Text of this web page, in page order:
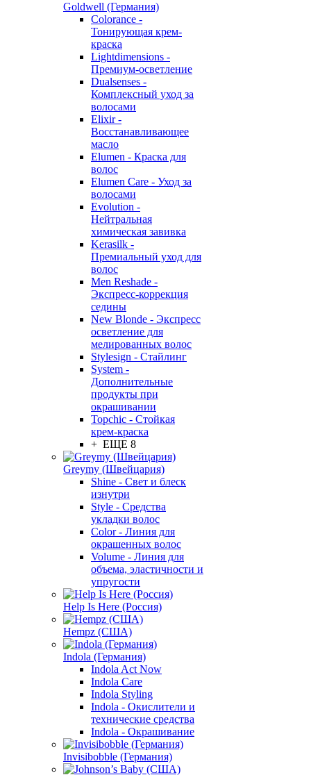
Goldwell (Германия)
Colorance -
Тонирующая крем-
краска
Lightdimensions -
Премиум-осветление
Dualsenses -
Комплексный уход за
волосами
Elixir -
Восстанавливающее
масло
Elumen - Краска для
волос
Elumen Care - Уход за
волосами
Evolution -
Нейтральная
химическая завивка
Kerasilk -
Премиальный уход для
волос
Men Reshade -
Экспресс-коррекция
седины
New Blonde - Экспресс
осветление для
мелированных волос
Stylesign - Стайлинг
System -
Дополнительные
продукты при
окрашивании
Topchic - Стойкая
крем-краска
+ ЕЩЕ 8
Greymy (Швейцария)
Shine - Свет и блеск
изнутри
Style - Средства
укладки волос
Color - Линия для
окрашенных волос
Volume - Линия для
объема, эластичности и
упругости
Help Is Here (Россия)
Hempz (США)
Indola (Германия)
Indola Act Now
Indola Care
Indola Styling
Indola - Окислители и
технические средства
Indola - Окрашивание
Invisibobble (Германия)